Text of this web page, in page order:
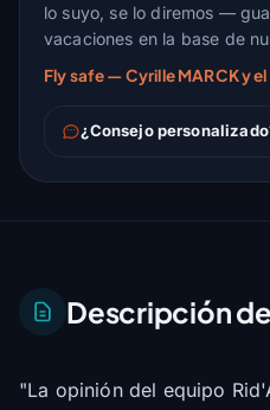
lo suyo, se lo diremos —
vacaciones en la base de
Fly safe — Cyrille MARCK y
¿Consejo
Descripción
"La opinión del equipo